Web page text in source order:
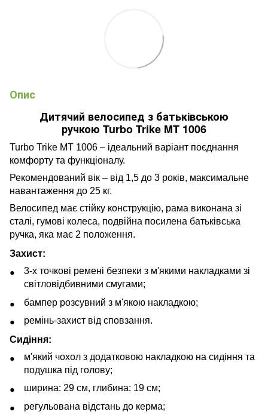
Опис
Дитячий велосипед з батьківською
ручкою Turbo Trike MT 1006
Turbo Trike MT 1006 – ідеальний варіант поєднання
комфорту та функціоналу.
Рекомендований вік – від 1,5 до 3 років, максимальне
навантаження до 25 кг.
Велосипед має стійку конструкцію, рама виконана зі
сталі, гумові колеса, подвійна посилена батьківська
ручка, яка має 2 положення.
Захист:
3-х точкові ремені безпеки з м'якими накладками зі
світловідбивними смугами;
бампер розсувний з м'якою накладкою;
ремінь-захист від сповзання.
Сидіння:
м'який чохол з додатковою накладкою на сидіння та
подушка під голову;
ширина: 29 см, глибина: 19 см;
регульована відстань до керма;